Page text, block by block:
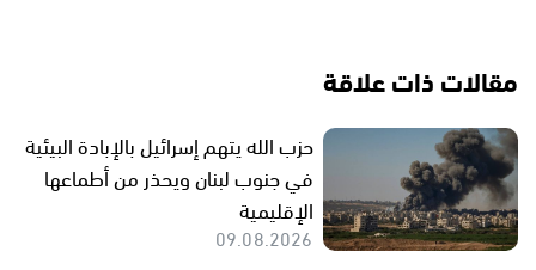
مقالات ذات علاقة
حزب الله يتهم إسرائيل بالإبادة البيئية
في جنوب لبنان ويحذر من أطماعها
الإقليمية
09.08.2026